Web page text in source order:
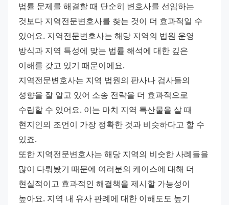
법률 문제를 해결할 때 단순히 변호사를 선임하는
것보다 지역전문변호사를 찾는 것이 더 효과적일 수
있어요. 지역전문변호사는 해당 지역의 법원 운영
방식과 지역 특성에 맞는 법률 해석에 대한 깊은
이해를 갖고 있기 때문이에요.
지역전문변호사는 지역 법원의 판사나 검사들의
성향을 잘 알고 있어 소송 전략을 더 효과적으로
수립할 수 있어요. 이는 마치 지역 특산물을 살 때
현지인의 조언이 가장 정확한 것과 비슷하다고 할 수
있죠.
또한 지역전문변호사는 해당 지역의 비슷한 사례들을
많이 다뤄봤기 때문에 여러분의 케이스에 대해 더
현실적이고 효과적인 해결책을 제시할 가능성이
높아요. 지역 내 유사 판례에 대한 이해도도 높기